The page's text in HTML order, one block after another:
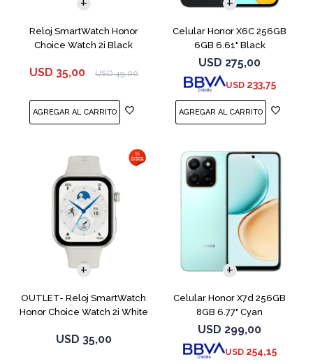
Reloj SmartWatch Honor
Choice Watch 2i Black
USD 35,00 USD 49,00
Celular Honor X6C 256GB
6GB 6.61" Black
USD 275,00
USD 233,75
OUTLET- Reloj SmartWatch
Honor Choice Watch 2i White
USD 35,00
Celular Honor X7d 256GB
8GB 6.77" Cyan
USD 299,00
USD 254,15
COMPARAR